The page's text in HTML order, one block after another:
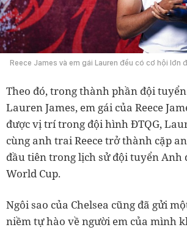
Reece James và em gái Lauren đều có cơ hội lớn
Theo đó, trong thành phần đội
Lauren James, em gái của Reece
được vị trí trong đội hình ĐTQG,
cùng anh trai Reece trở thành cặp
đầu tiên trong lịch sử đội tuyển Anh
World Cup.
Ngôi sao của Chelsea cũng đã gửi
niềm tự hào về người em của mình